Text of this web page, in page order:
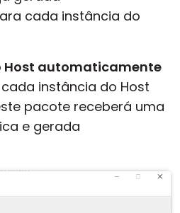
cada instância do
Host automaticamente
instância do Host
pacote receberá uma
e gerada